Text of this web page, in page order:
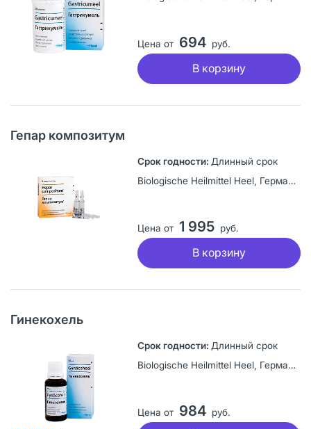
Цена от 694 руб.
В корзину
Гепар композитум
Длинный срок
Biologische Heilmittel Heel, Германия
Цена от 1 995 руб.
В корзину
Гинекохель
Длинный срок
Biologische Heilmittel Heel, Германия
Цена от 984 руб.